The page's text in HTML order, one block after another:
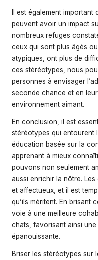
Il est également
peuvent avoir un impact
nombreux refuges
ceux qui sont plus âgés
atypiques, ont plus de
ces stéréotypes, nous
personnes à envisager
seconde chance et en
environnement aimant.
En conclusion, il est
stéréotypes qui entourent
éducation basée sur la
apprenant à mieux
pouvons non seulement
aussi enrichir la nôtre.
et affectueux, et il est
qu’ils méritent. En brisant
voie à une meilleure
chats, favorisant ainsi
épanouissante.
Briser les stéréotypes sur